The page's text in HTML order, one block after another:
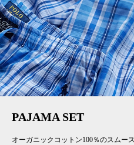
PAJAMA SET
オーガニックコットン100％のスムー